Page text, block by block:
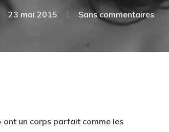
23 mai 2015 Sans commentaires
ont un corps parfait comme les